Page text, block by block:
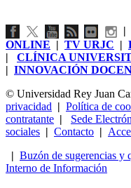
|
ONLINE | TV URJC |
| CLÍNICA
| INNOVACIÓN
© Universidad Rey Juan
privacidad | Política de
contratante | Sede
sociales | Contacto |
| Buzón de sugerencias y
Interno de Información